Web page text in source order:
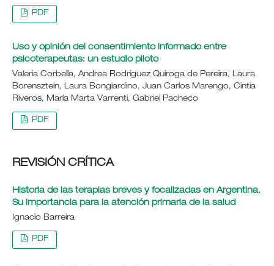
PDF
Uso y opinión del consentimiento informado entre
psicoterapeutas: un estudio piloto
Valeria Corbella, Andrea Rodríguez Quiroga de Pereira, Laura
Borensztein, Laura Bongiardino, Juan Carlos Marengo, Cintia
Riveros, María Marta Varrenti, Gabriel Pacheco
PDF
REVISIÓN CRÍTICA
Historia de las terapias breves y focalizadas en Argentina.
Su importancia para la atención primaria de la salud
Ignacio Barreira
PDF